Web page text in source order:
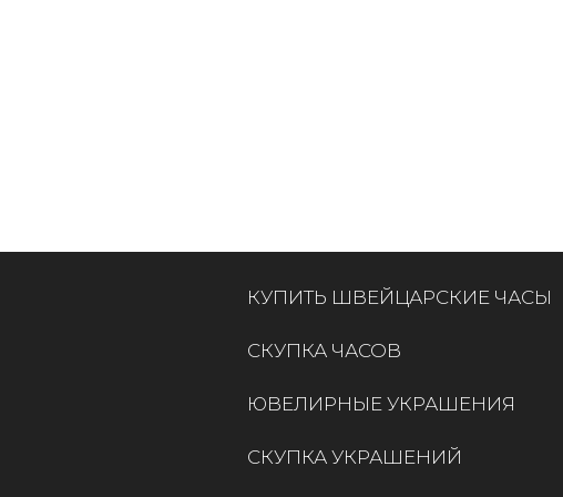
КУПИТЬ ШВЕЙЦАРСКИЕ ЧАСЫ
СКУПКА ЧАСОВ
ЮВЕЛИРНЫЕ УКРАШЕНИЯ
СКУПКА УКРАШЕНИЙ